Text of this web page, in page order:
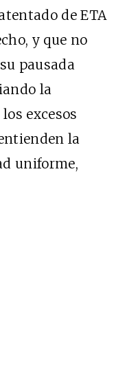
de ETA
y que no
pausada
la
excesos
la
uniforme,